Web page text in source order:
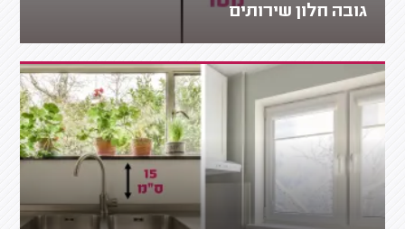
גובה חלון שירותים